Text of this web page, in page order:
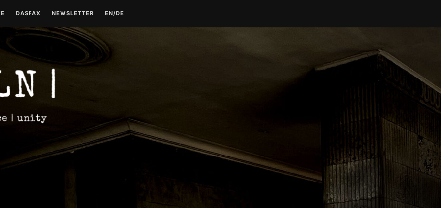
TECHNO GESCHICHTE –
TEIL 1
TECHNO GESCHICHTE –
TEIL 2
TECHNO GESCHICHTE –
TEIL 3
TECHNO GESCHICHTE –
DASFAX NEWSLETTER
KONTAKT
DATENSCHUTZERKLÄRUNG
IMPRESSUM
EN/DE